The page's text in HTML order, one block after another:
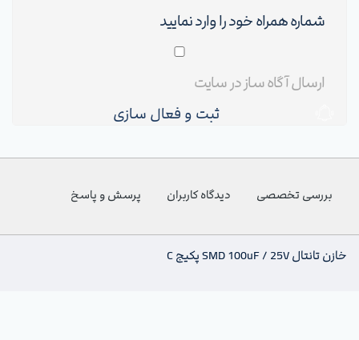
ثبت و فعال سازی
بررسی تخصصی دیدگاه کاربران پرسش و پاسخ
خازن تانتال SMD 100uF / 25V پکیج C